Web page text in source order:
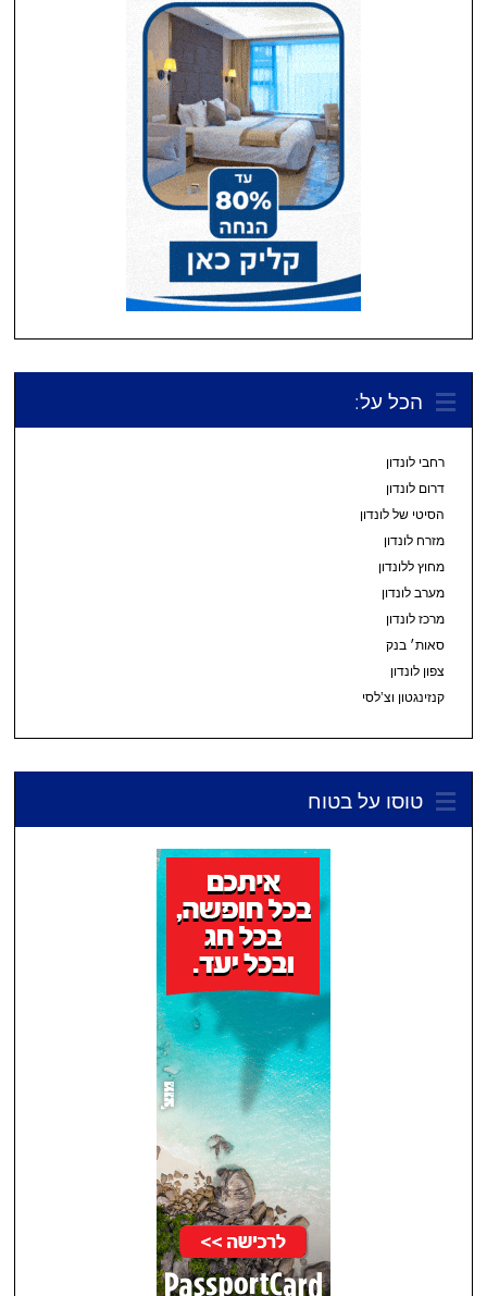
הכל על:
רחבי לונדון
דרום לונדון
הסיטי של לונדון
מזרח לונדון
מחוץ ללונדון
מערב לונדון
מרכז לונדון
סאות׳ בנק
צפון לונדון
קנזינגטון וצ’לסי
טוסו על בטוח